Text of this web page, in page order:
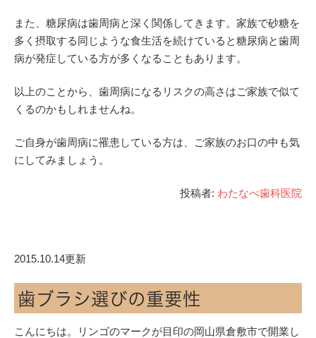
また、糖尿病は歯周病と深く関係してきます。家族で砂糖を
多く摂取する同じような食生活を続けていると糖尿病と歯周
病が発症している方が多くなることもあります。
以上のことから、歯周病になるリスクの高さはご家族で似て
くるのかもしれませんね。
ご自身が歯周病に罹患している方は、ご家族のお口の中も気
にしてみましょう。
投稿者: わたなべ歯科医院
2015.10.14更新
歯ブラシ選びの重要性
こんにちは。リンゴのマークが目印の岡山県倉敷市で開業し